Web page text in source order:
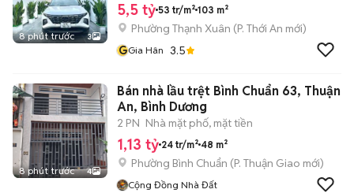
8 phút trước 3
5,5 tỷ 53 tr/m² 103 m²
Phường Thạnh Xuân (P. Thới An mới)
GGia Hân 3.5
8 phút trước 4
Bán nhà lầu trệt Bình Chuẩn 63, Thuận
An, Bình Dương
2 PN Nhà mặt phố, mặt tiền
1,13 tỷ 24 tr/m² 48 m²
Phường Bình Chuẩn (P. Thuận Giao mới)
Cộng Đồng Nhà Đất